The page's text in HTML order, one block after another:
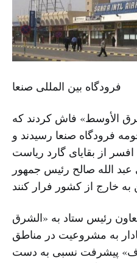
فرودگاه بین المللی صنعا
الأوسط» فاش کردند که
فرودگاه صنعا رسیدند و
این امر باعث شد ۳۰ افسر از بقایای گارد ریاست
الله صالح رئیس جمهور
رئیس ستاد به «الشرق
به مشروعیت در مناطق
پیشرفت نسبی به دست